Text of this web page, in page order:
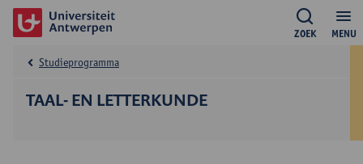
MENU
ZOEK
TAAL- EN LETTERKUNDE
Studieprogramma